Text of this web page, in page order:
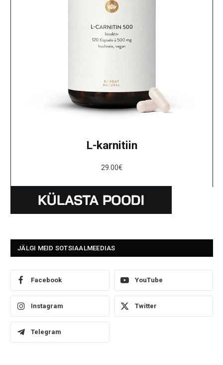
L-karnitiin
29.00€
JÄLGI MEID SOTSIAALMEEDIAS
Facebook YouTube
Instagram Twitter
Telegram